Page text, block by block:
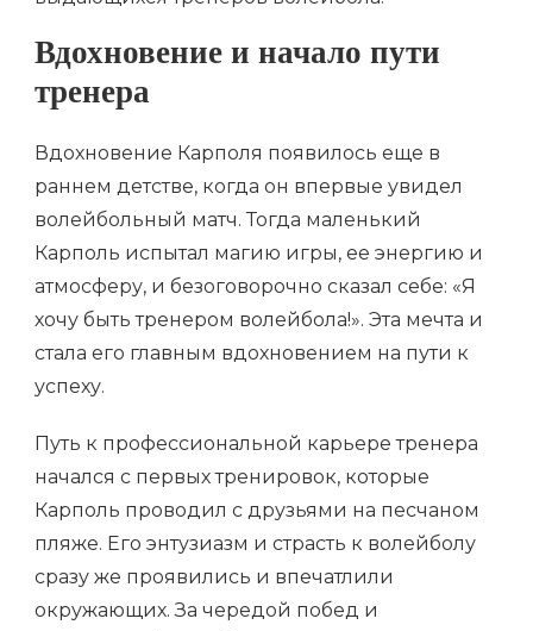
Вдохновение и начало пути
тренера
Вдохновение Карполя появилось еще в
раннем детстве, когда он впервые увидел
волейбольный матч. Тогда маленький
Карполь испытал магию игры, ее энергию и
атмосферу, и безоговорочно сказал себе: «Я
хочу быть тренером волейбола!». Эта мечта и
стала его главным вдохновением на пути к
успеху.
Путь к профессиональной карьере тренера
начался с первых тренировок, которые
Карполь проводил с друзьями на песчаном
пляже. Его энтузиазм и страсть к волейболу
сразу же проявились и впечатлили
окружающих. За чередой побед и